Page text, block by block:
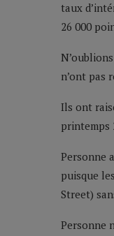
taux
26 000
n’ont pas
Ils ont
printemps
Personne
puisque
Street)
Personne